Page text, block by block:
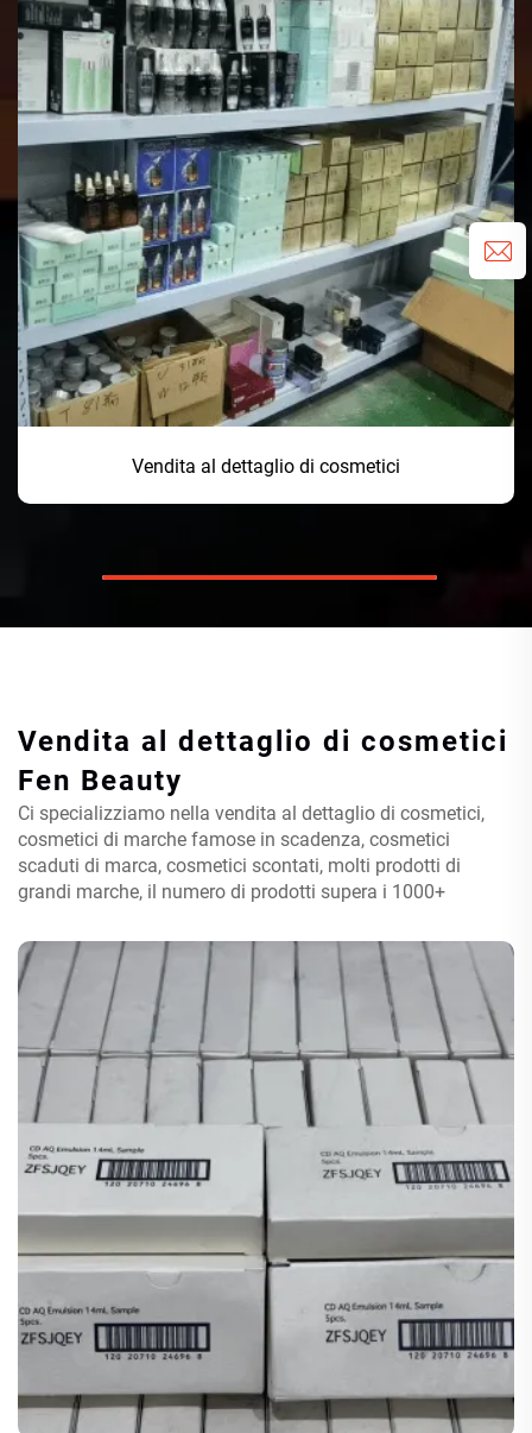
Vendita al dettaglio di cosmetici
Vendita al dettaglio di cosmetici
Fen Beauty
Ci specializziamo nella vendita al dettaglio di cosmetici,
cosmetici di marche famose in scadenza, cosmetici
scaduti di marca, cosmetici scontati, molti prodotti di
grandi marche, il numero di prodotti supera i 1000+